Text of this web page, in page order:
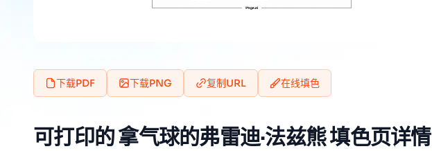
下载PDF 下载PNG 复制URL 在线填色
可打印的 拿气球的弗雷迪·法兹熊 填色页详情